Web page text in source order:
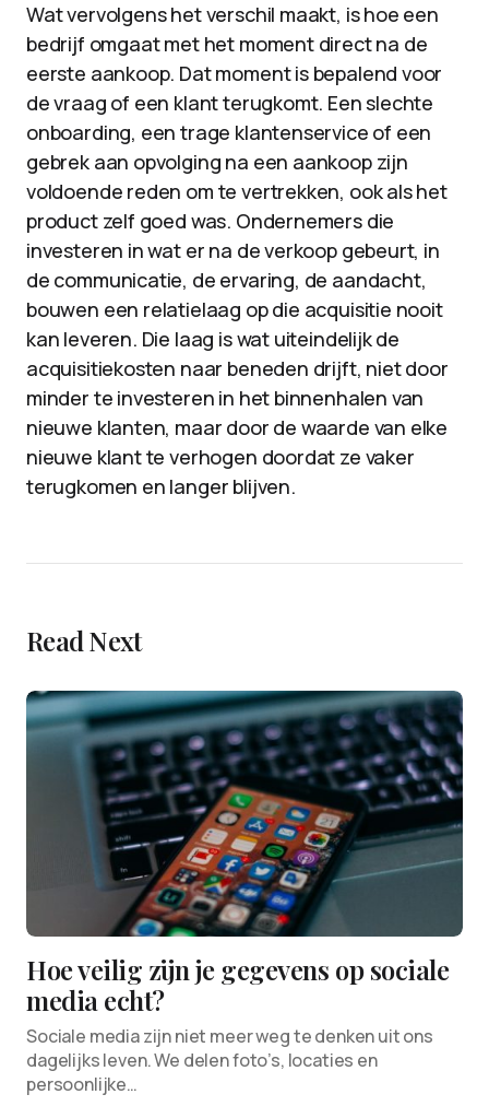
Wat vervolgens het verschil maakt, is hoe een
bedrijf omgaat met het moment direct na de
eerste aankoop. Dat moment is bepalend voor
de vraag of een klant terugkomt. Een slechte
onboarding, een trage klantenservice of een
gebrek aan opvolging na een aankoop zijn
voldoende reden om te vertrekken, ook als het
product zelf goed was. Ondernemers die
investeren in wat er na de verkoop gebeurt, in
de communicatie, de ervaring, de aandacht,
bouwen een relatielaag op die acquisitie nooit
kan leveren. Die laag is wat uiteindelijk de
acquisitiekosten naar beneden drijft, niet door
minder te investeren in het binnenhalen van
nieuwe klanten, maar door de waarde van elke
nieuwe klant te verhogen doordat ze vaker
terugkomen en langer blijven.
Read Next
Hoe veilig zijn je gegevens op sociale
media echt?
Sociale media zijn niet meer weg te denken uit ons
dagelijks leven. We delen foto’s, locaties en
persoonlijke…